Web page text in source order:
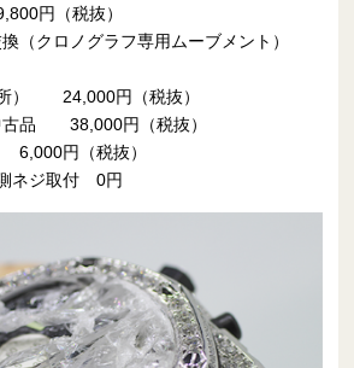
円（税抜）
（クロノグラフ専用ムーブメント）
） 24,000円（税抜）
品 38,000円（税抜）
円（税抜）
ネジ取付 0円